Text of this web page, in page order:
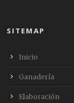
SITEMAP
Inicio
Ganadería
Elaboración